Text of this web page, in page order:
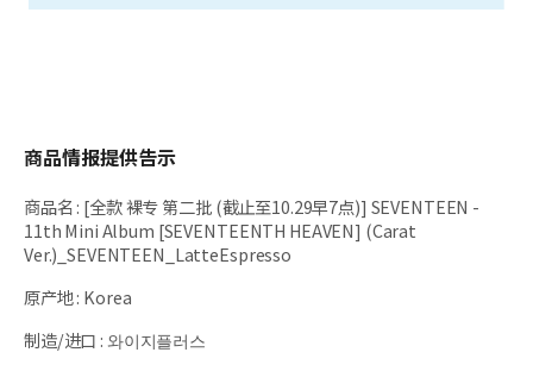
商品情报提供告示
商品名: [全款 裸专 第二批 (截止至10.29早7点)] SEVENTEEN -
11th Mini Album [SEVENTEENTH HEAVEN] (Carat
Ver.)_SEVENTEEN_LatteEspresso
原产地: Korea
制造/进口 : 와이지플러스